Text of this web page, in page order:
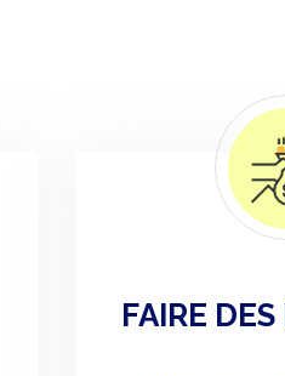
FAIRE